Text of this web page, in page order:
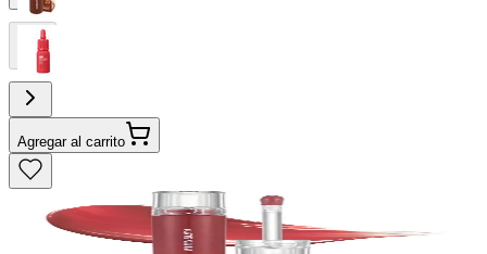
Agregar al carrito